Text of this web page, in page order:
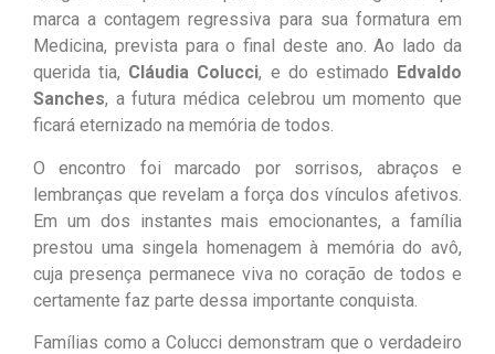
marca a contagem regressiva para sua formatura em
Medicina, prevista para o final deste ano. Ao lado da
querida tia, Cláudia Colucci, e do estimado Edvaldo
Sanches, a futura médica celebrou um momento que
ficará eternizado na memória de todos.
O encontro foi marcado por sorrisos, abraços e
lembranças que revelam a força dos vínculos afetivos.
Em um dos instantes mais emocionantes, a família
prestou uma singela homenagem à memória do avô,
cuja presença permanece viva no coração de todos e
certamente faz parte dessa importante conquista.
Famílias como a Colucci demonstram que o verdadeiro